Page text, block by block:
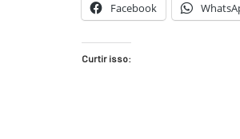
Facebook
Curtir isso: